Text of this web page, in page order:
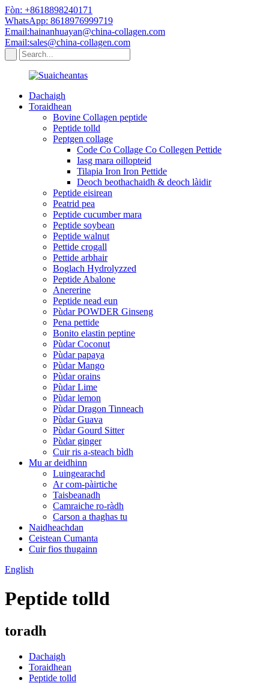
Fòn: +8618898240171
WhatsApp: 8618976999719
Email:hainanhuayan@china-collagen.com
Email:sales@china-collagen.com
Dachaigh
Toraidhean
Bovine Collagen peptide
Peptide tolld
Peptgen collage
Code Co Collage Co Collegen Pettide
Iasg mara oillopteid
Tilapia Iron Iron Pettide
Deoch beothachaidh & deoch làidir
Peptide eisirean
Peatrid pea
Peptide cucumber mara
Peptide soybean
Peptide walnut
Pettide crogall
Pettide arbhair
Boglach Hydrolyzzed
Peptide Abalone
Anererine
Peptide nead eun
Pùdar POWDER Ginseng
Pena pettide
Bonito elastin peptine
Pùdar Coconut
Pùdar papaya
Pùdar Mango
Pùdar orains
Pùdar Lime
Pùdar lemon
Pùdar Dragon Tinneach
Pùdar Guava
Pùdar Gourd Sitter
Pùdar ginger
Cuir ris a-steach bìdh
Mu ar deidhinn
Luingearachd
Ar com-pàirtiche
Taisbeanadh
Camraiche ro-ràdh
Carson a thaghas tu
Naidheachdan
Ceistean Cumanta
Cuir fios thugainn
English
Peptide tolld
toradh
Dachaigh
Toraidhean
Peptide tolld